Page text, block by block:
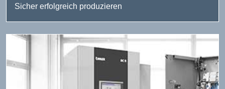
Sicher erfolgreich produzieren